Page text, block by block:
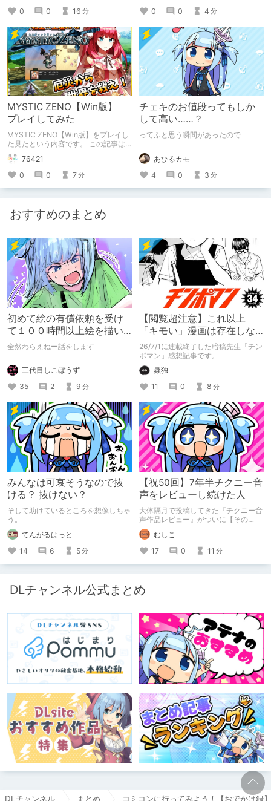
0
0 16 分
0
0 4 分
MYSTIC ZENO【Win版】
プレイしてみた
MYSTIC ZENO【Win版】をプレイし
た見たという内容です。 この記事は
通常のクリエイターズ記事です。
76421
0
0 7分
チェキのお値段ってもしか
して高い……？
ってふと思う瞬間があったので
あひるカモ
4
0 3 分
おすすめのまとめ
初めて絵の有償依頼を受け
て１００時間以上絵を描い
た話
全然わらえねー話をします
三代目しこぼうず
35
2 9 分
【閲覧超注意】これ以上
「キモい」漫画は存在しな
い？チンポマンとかいう
「魂の殺人」の完成形
26/7/1に連載終了した暗稿先生「チン
ポマン」感想記事です。
蟲独
11
0 8 分
みんなは可哀そうなので抜
ける？ 抜けない？
そして助けているところを想像しちゃ
う。
てんがるはっと
14
6 5分
【祝50回】7年半チクニー音
声をレビューし続けた人
大体隔月で投稿してきた『チクニー音
声作品レビュー』がついに【その
50】を迎えました！ 約7年半チクニー
し続け、おシコり報告をしてきただけ
ですけど記念は記念。 皆様への感謝
を伝えたり、これまでの投稿を振り返
ります。
むしこ
17
0 11 分
DLチャンネル公式まとめ
DLチャンネル まとめ コミコンに行ってみよう！【おでかけ録】